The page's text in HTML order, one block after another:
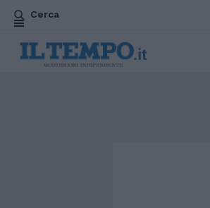
Cerca